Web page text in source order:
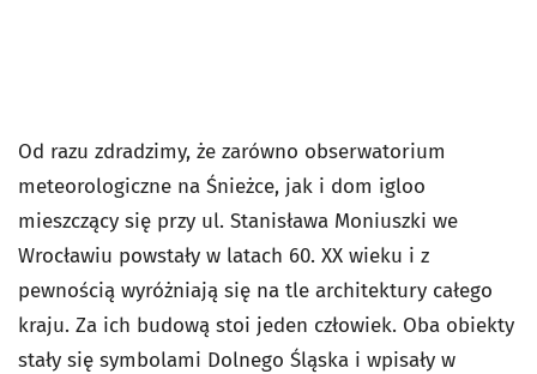
Od razu zdradzimy, że zarówno obserwatorium
meteorologiczne na Śnieżce, jak i dom igloo
mieszczący się przy ul. Stanisława Moniuszki we
Wrocławiu powstały w latach 60. XX wieku i z
pewnością wyróżniają się na tle architektury całego
kraju. Za ich budową stoi jeden człowiek. Oba obiekty
stały się symbolami Dolnego Śląska i wpisały w